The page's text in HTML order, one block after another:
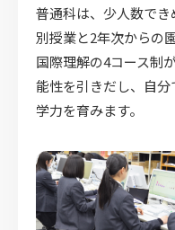
普通科は、少人数で
別授業と2年次からの
国際理解の4コース制
能性を引きだし、自
学力を育みます。